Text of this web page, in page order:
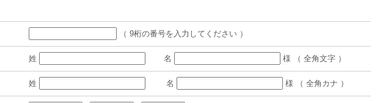
（ 9桁の番号を入力してください ）
姓 名 様 （ 全角文字 ）
姓 名 様 （ 全角カナ ）